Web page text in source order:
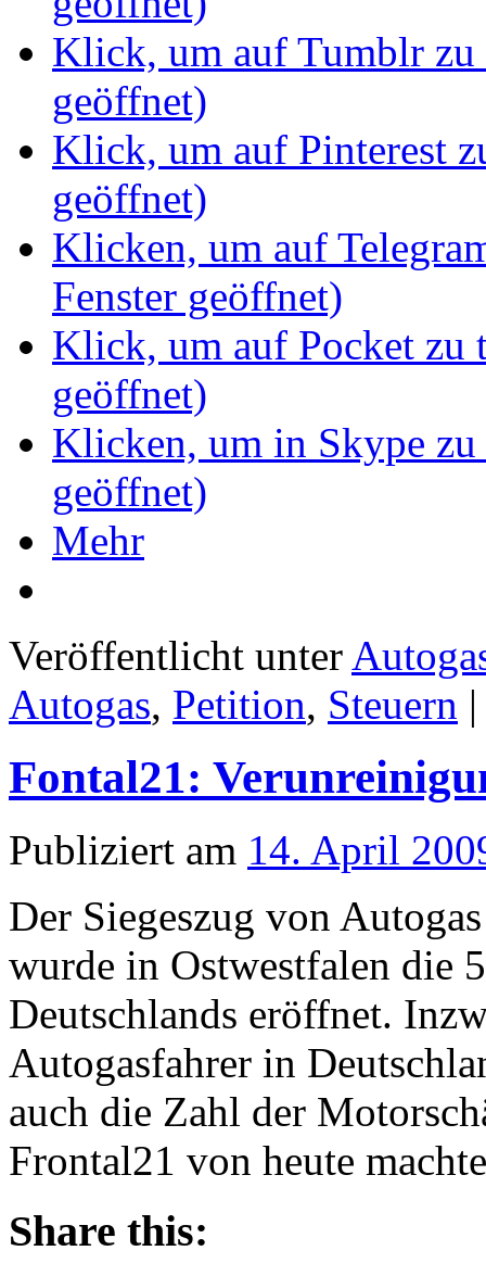
Klick, um auf Tumblr zu
geöffnet)
Klick, um auf Pinterest
geöffnet)
Klicken, um auf
Fenster geöffnet)
Klick, um auf Pocket zu
geöffnet)
Klicken, um in Skype
geöffnet)
Mehr
Veröffentlicht unter
Autogas, Petition, Steuern |
Fontal21:
Publiziert am 14. April
Der Siegeszug von
wurde in Ostwestfalen die
Deutschlands eröffnet.
Autogasfahrer in
auch die Zahl der
Frontal21 von heute
Share this: